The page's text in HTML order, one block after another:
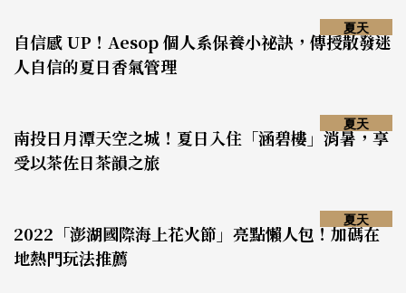
自信感 UP！Aesop 個人系保養小祕訣，傳授散發迷
人自信的夏日香氣管理
夏天
南投日月潭天空之城！夏日入住「涵碧樓」消暑，享
受以茶佐日茶韻之旅
夏天
2022「澎湖國際海上花火節」亮點懶人包！加碼在
地熱門玩法推薦
夏天